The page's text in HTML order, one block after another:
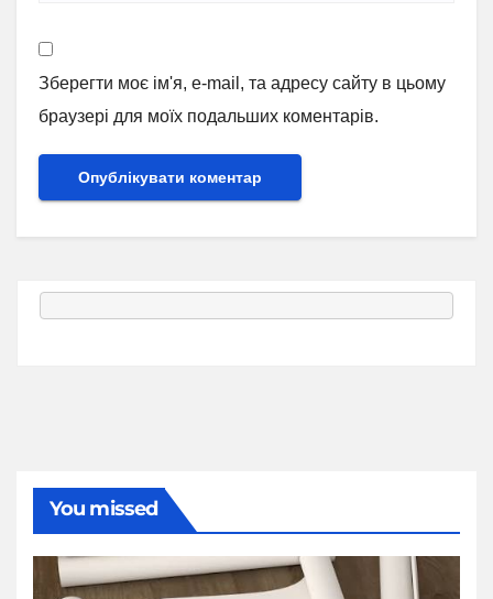
Зберегти моє ім'я, e-mail, та адресу сайту в цьому
браузері для моїх подальших коментарів.
You missed